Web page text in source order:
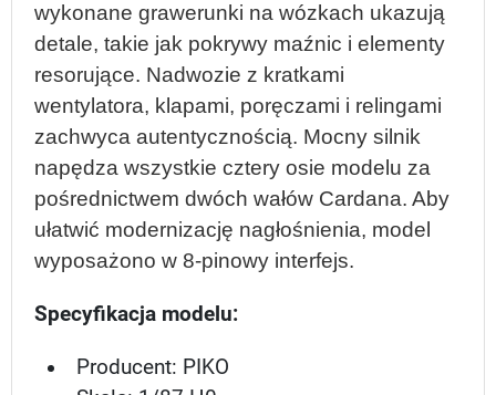
wykonane grawerunki na wózkach ukazują
detale, takie jak pokrywy maźnic i elementy
resorujące. Nadwozie z kratkami
wentylatora, klapami, poręczami i relingami
zachwyca autentycznością. Mocny silnik
napędza wszystkie cztery osie modelu za
pośrednictwem dwóch wałów Cardana. Aby
ułatwić modernizację nagłośnienia, model
wyposażono w 8-pinowy interfejs.
Specyfikacja modelu:
Producent: PIKO